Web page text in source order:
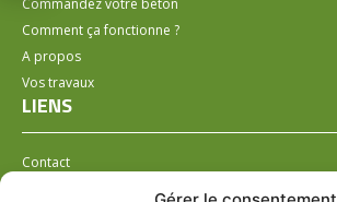
Comment ça fonctionne ?
A propos
Vos travaux
LIENS
Contact